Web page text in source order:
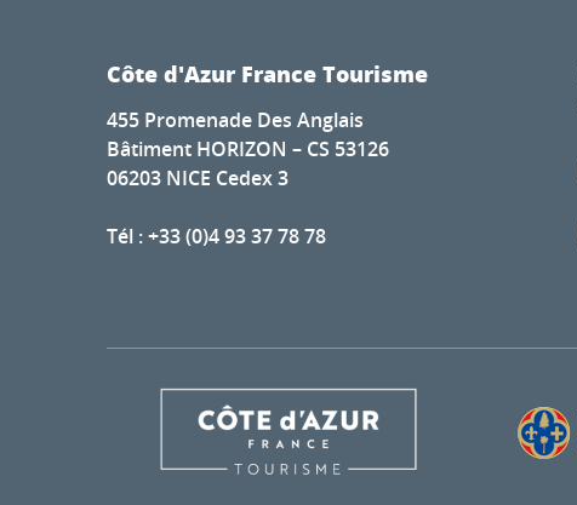
Côte d'Azur France Tourisme
455 Promenade Des Anglais
Bâtiment HORIZON – CS 53126
06203 NICE Cedex 3
Tél : +33 (0)4 93 37 78 78